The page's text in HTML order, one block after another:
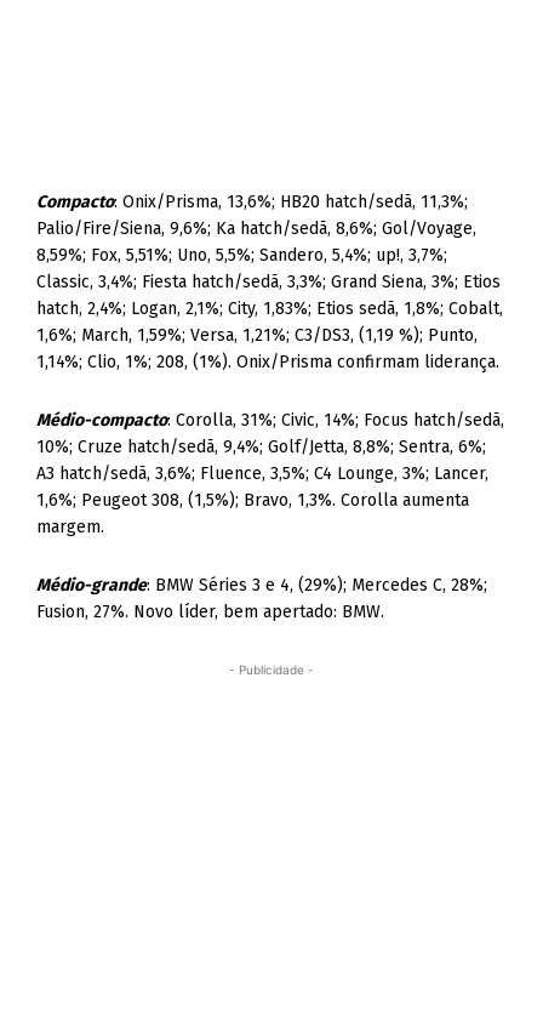
Compacto: Onix/Prisma, 13,6%; HB20 hatch/sedã, 11,3%;
Palio/Fire/Siena, 9,6%; Ka hatch/sedã, 8,6%; Gol/Voyage,
8,59%; Fox, 5,51%; Uno, 5,5%; Sandero, 5,4%; up!, 3,7%;
Classic, 3,4%; Fiesta hatch/sedã, 3,3%; Grand Siena, 3%; Etios
hatch, 2,4%; Logan, 2,1%; City, 1,83%; Etios sedã, 1,8%; Cobalt,
1,6%; March, 1,59%; Versa, 1,21%; C3/DS3, (1,19 %); Punto,
1,14%; Clio, 1%; 208, (1%). Onix/Prisma confirmam liderança.
Médio-compacto: Corolla, 31%; Civic, 14%; Focus hatch/sedã,
10%; Cruze hatch/sedã, 9,4%; Golf/Jetta, 8,8%; Sentra, 6%;
A3 hatch/sedã, 3,6%; Fluence, 3,5%; C4 Lounge, 3%; Lancer,
1,6%; Peugeot 308, (1,5%); Bravo, 1,3%. Corolla aumenta
margem.
Médio-grande: BMW Séries 3 e 4, (29%); Mercedes C, 28%;
Fusion, 27%. Novo líder, bem apertado: BMW.
- Publicidade -